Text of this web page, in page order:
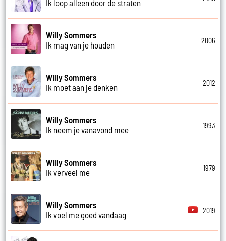
Ik loop alleen door de straten
Willy Sommers
Ik mag van je houden
2006
Willy Sommers
Ik moet aan je denken
2012
Willy Sommers
Ik neem je vanavond mee
1993
Willy Sommers
Ik verveel me
1979
Willy Sommers
Ik voel me goed vandaag
2019